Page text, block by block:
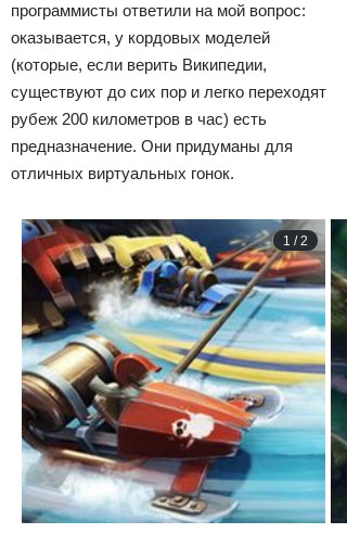
программисты ответили на мой вопрос:
оказывается, у кордовых моделей
(которые, если верить Википедии,
существуют до сих пор и легко переходят
рубеж 200 километров в час) есть
предназначение. Они придуманы для
отличных виртуальных гонок.
1 /2